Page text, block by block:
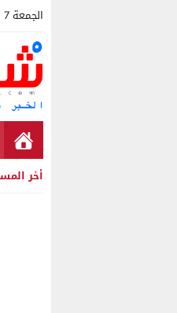
الجمعة 7 أغسطس 2026 - 21:06 مساءً
أخر